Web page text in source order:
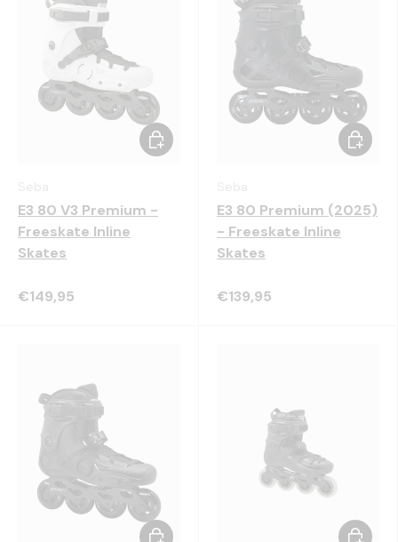
E3 80 V3 Premium -
Freeskate Inline
Skates
€149,95
Kies mogelijkheden
E3 80 Premium (2025)
- Freeskate Inline
Skates
€139,95
Kies
Kies mogelijkheden Kies